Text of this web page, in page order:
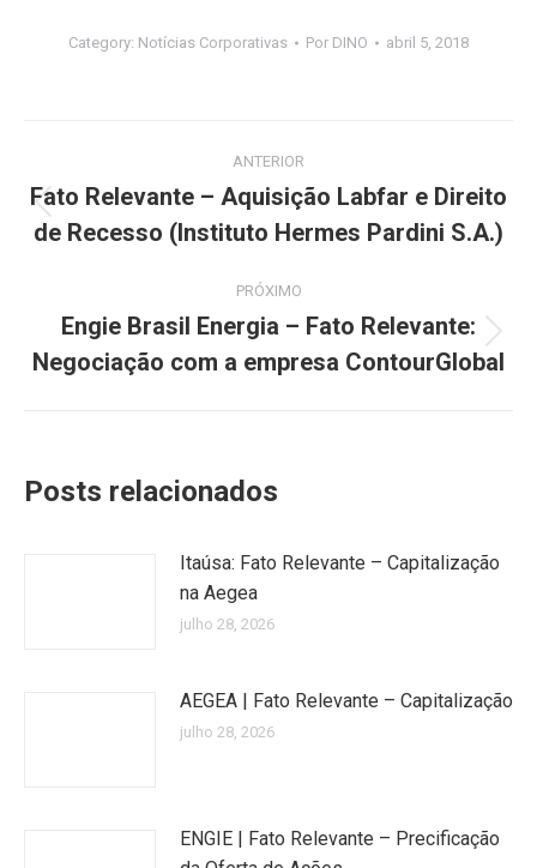
Category: Notícias Corporativas Por DINO abril 5, 2018
de
post:
ANTERIOR
Post
anterior:
Fato Relevante – Aquisição Labfar e Direito
de Recesso (Instituto Hermes Pardini S.A.)
PRÓXIMO
post:
Engie Brasil Energia – Fato Relevante:
Negociação com a empresa ContourGlobal
Posts relacionados
Itaúsa: Fato Relevante – Capitalização
na Aegea
julho 28, 2026
AEGEA | Fato Relevante – Capitalização
julho 28, 2026
ENGIE | Fato Relevante – Precificação